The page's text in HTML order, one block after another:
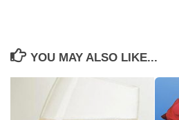
YOU MAY ALSO LIKE...